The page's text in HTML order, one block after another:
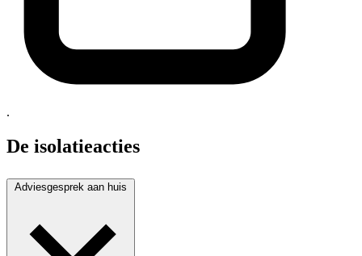
.
De isolatieacties
Adviesgesprek aan huis